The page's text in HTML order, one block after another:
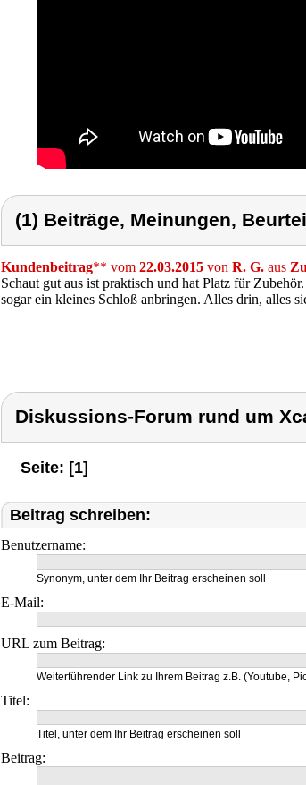
(1) Beiträge, Meinungen,
Kundenbeitrag** vom 22.03.2015 von R. G. aus
Schaut gut aus ist praktisch und hat Platz für
sogar ein kleines Schloß anbringen. Alles drin, alles
Diskussions-Forum rund um
Seite: [1]
Beitrag schreiben:
Benutzername:
Synonym, unter dem Ihr Beitrag erscheinen soll
E-Mail:
URL zum Beitrag:
Weiterführender Link zu Ihrem Beitrag z.B. (Youtube,
Titel:
Titel, unter dem Ihr Beitrag erscheinen soll
Beitrag: